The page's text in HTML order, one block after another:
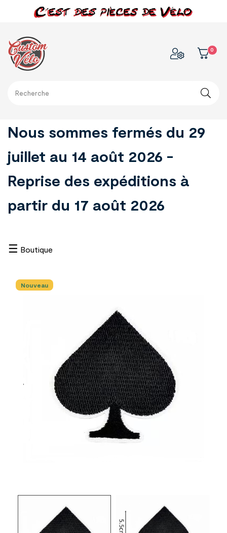
0
Nous sommes fermés du 29
juillet au 14 août 2026 -
Reprise des expéditions à
partir du 17 août 2026
Boutique
☰
Nouveau